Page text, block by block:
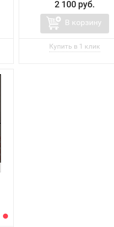
2 100 руб.
В корзину